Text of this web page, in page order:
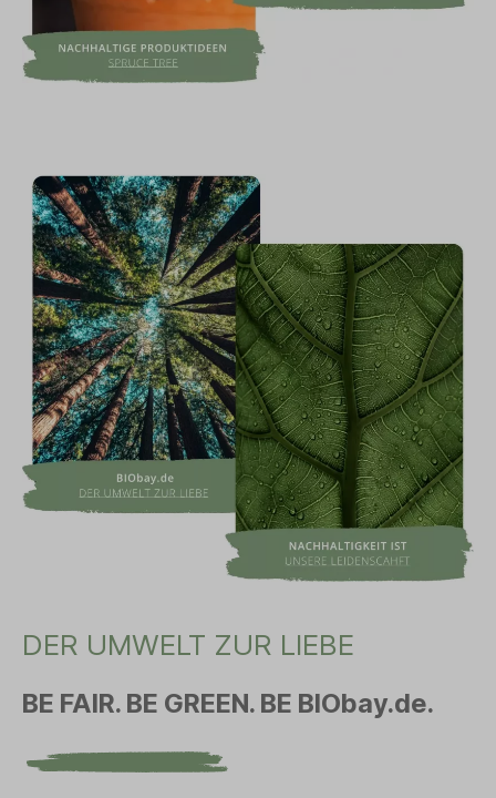
Raps in Deutschland hergestellt und ist von der
Vegan Society zertifiziert.Qualität durch
Handarbeitungebleichter BaumwolldochtFarben
auf PflanzenölbasisVorteile:frei von Palmölfrei
Stukenbrocks hat sich der Herstellung
nachhaltiger Produkte verpflichtet. Die
Herstellung dieser Produkte erfolgt mit
nachwachsenden Rohstoffen und durch
Handarbeit. Dadurch kommt auch die hohe
Qualität zustande.
DER UMWELT ZUR LIEBE
BE FAIR. BE GREEN. BE BIObay.de.